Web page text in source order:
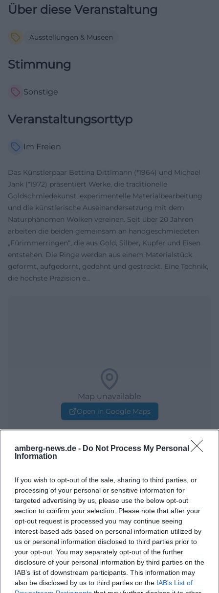
amberg-news.de - Do Not Process My Personal
Information
If you wish to opt-out of the sale, sharing to third parties, or
processing of your personal or sensitive information for
targeted advertising by us, please use the below opt-out
section to confirm your selection. Please note that after your
opt-out request is processed you may continue seeing
interest-based ads based on personal information utilized by
us or personal information disclosed to third parties prior to
your opt-out. You may separately opt-out of the further
disclosure of your personal information by third parties on the
IAB’s list of downstream participants. This information may
also be disclosed by us to third parties on the IAB’s List of
Über diese Veranstaltung
Ausstellungen & Museen
Stimmung
Sonstige
Veranstaltungsorttyp
Im Freien
Das Künstlerpaar Bettina Dittlmann (*1964) und Michael
Jank (*1972) präsentiert Werke, die traditionelle
Goldschmiedekunst, experimentelle Materialbearbeitung
und die künstlerische Auseinandersetzung mit dem
Naturphänomen Wolken vereinen. Seit über 20 Jahren
arbeiten die beiden gemeinsam an handgeschmiedeten
„Fürimmerringen“, die aus Gold, Silber, Kupfer und Eisen
entstehen. Die Ringe werden aus einem Materialstück
geformt, aufgedornt, gedehnt und gestreckt. Eine Technik,
die höchste Präzision e...
Map unavailable
Open in Google Maps